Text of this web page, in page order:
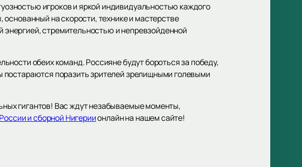
игроков и яркой индивидуальностью каждого
на скорости, технике и мастерстве
стремительностью и непревзойденной
обеих команд. Россияне будут бороться за победу,
поразить зрителей зрелищными голевыми
гигантов! Вас ждут незабываемые моменты,
и сборной Нигериионлайн на нашем сайте!